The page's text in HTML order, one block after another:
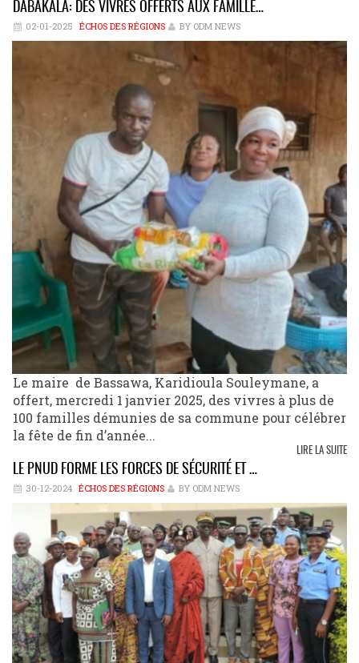
DABAKALA: DES VIVRES OFFERTS AUX FAMILLE…
02-01-2025 ÉCHOS DES RÉGIONS BY ODM NEWS
Le maire de Bassawa, Karidioula Souleymane, a
offert, mercredi 1 janvier 2025, des vivres à plus de
100 familles démunies de sa commune pour célébrer
la fête de fin d’année...
LIRE LA SUITE
LE PNUD FORME LES FORCES DE SÉCURITÉ ET …
30-12-2024 ÉCHOS DES RÉGIONS BY ODM NEWS